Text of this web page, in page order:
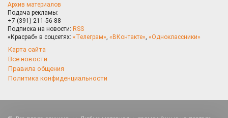
Архив материалов
Подача рекламы:
+7 (391) 211-56-88
Подписка на новости: RSS
«Красраб» в соцсетях: «Телеграм», «ВКонтакте», «Одноклассники»
Карта сайта
Все новости
Правила общения
Политика конфиденциальности